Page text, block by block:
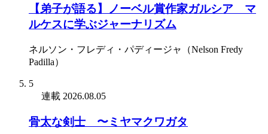
【弟子が語る】ノーベル賞作家ガルシア゠マ
ルケスに学ぶジャーナリズム
ネルソン・フレディ・パディージャ（Nelson Fredy
Padilla）
5
連載 2026.08.05
骨太な剣士 〜ミヤマクワガタ